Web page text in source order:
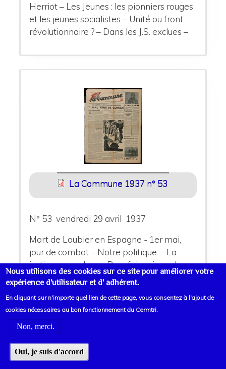
Nous utilisons des cookies sur ce site pour améliorer votre
expérience d'utilisateur et d' adhérent.
En cliquant sur n'importe quel lien de cette page, vous consentez à l'ajout de
cookies nécessaires au bon fonctionnement du Cermtri.
Non, merci.
Oui, je suis d'accord
Herriot – Les Jeunes : les pionniers rouges
et les jeunes socialistes – Unité ou front
révolutionnaire ? – Dans les J.S. exclues –
La Commune 1937 n° 53
N° 53 vendredi 29 avril 1937
Mort de Loubier en Espagne - 1er mai,
jour de combat – Notre politique - La
justice aux ordres - Pour faire vivre « La
Commune » - Dans les prisons du Capital
problèmes de la construction de la IVe
Internationale – Tableaux de la vie
soviétique – La vie du P.C.I. – Arme-toi!
Bâtis ton parti !